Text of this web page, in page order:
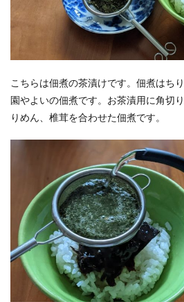
こちらは佃煮の茶漬けです。佃煮はち
園やよいの佃煮です。お茶漬用に角切
りめん、椎茸を合わせた佃煮です。